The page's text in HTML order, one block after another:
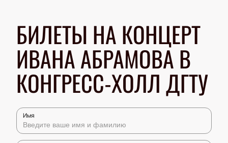
БИЛЕТЫ НА КОНЦЕРТ
ИВАНА АБРАМОВА В
КОНГРЕСС-ХОЛЛ ДГТУ
Имя